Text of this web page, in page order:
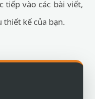
tiếp vào các bài viết,
thiết kế của bạn.